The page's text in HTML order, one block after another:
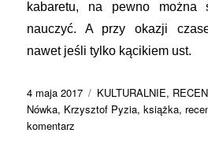
kabaretu, na pewno
nauczyć. A przy okazji
nawet jeśli tylko kącikiem ust.
Data
publikacji
4 maja 2017 Kategorie
KULTURALNIE,
Nówka, Krzysztof Pyzia,książka,
komentarz